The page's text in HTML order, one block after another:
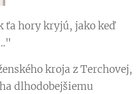
ťa hory kryjú, jako keď
kroja z Terchovej,
dlhodobejšiemu